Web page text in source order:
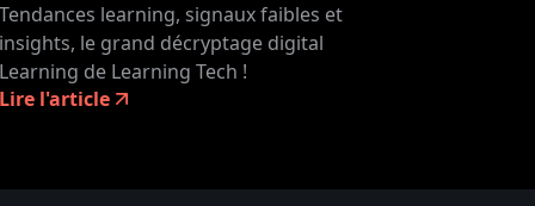
Tendances learning, signaux faibles et
insights, le grand décryptage digital
Learning de Learning Tech !
Lire l'article